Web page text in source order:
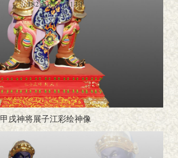
甲戌神将展子江彩绘神像